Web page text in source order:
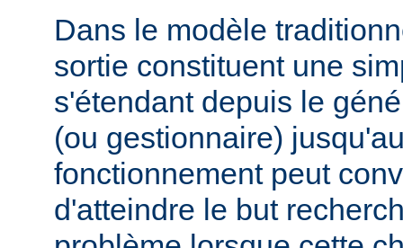
Dans le modèle
sortie constituent une
s'étendant depuis le
(ou gestionnaire)
fonctionnement peut
d'atteindre le but